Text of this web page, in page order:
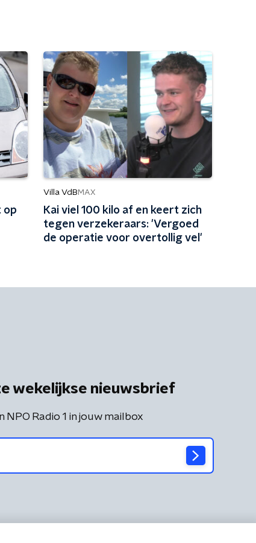
op
Villa VdB MAX
Kai viel 100 kilo af en keert zich
tegen verzekeraars: 'Vergoed
de operatie voor overtollig vel'
wekelijkse nieuwsbrief
Radio 1 in jouw mailbox